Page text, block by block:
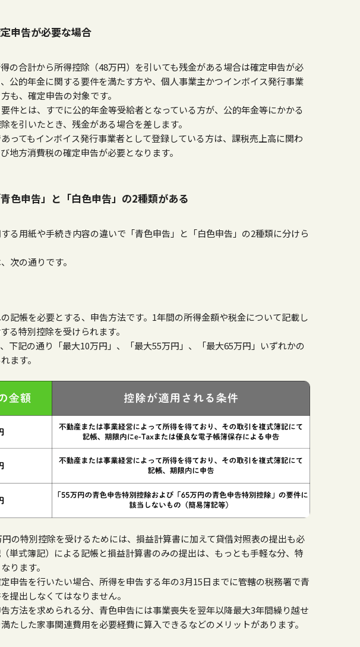
申告が必要な場合
の合計から所得控除（48万円）を引いても残金がある場合は確定申告が必
公的年金に関する要件を満たす方や、個人事業主かつインボイス発行事業
も、確定申告の対象です。
件とは、すでに公的年金等受給者となっている方が、公的年金等にかかる
を引いたとき、残金がある場合を差します。
ってもインボイス発行事業者として登録している方は、課税売上高に関わ
地方消費税の確定申告が必要となります。
色申告」と「白色申告」の2種類がある
る用紙や手続き内容の違いで「青色申告」と「白色申告」の2種類に分けら
次の通りです。
記帳を必要とする、申告方法です。 1年間の所得金額や税金について記載し
る特別控除を受けられます。
下記の通り「最大10万円」、「最大55万円」、「最大65万円」いずれかの
ます。
の特別控除を受けるためには、損益計算書に加えて貸借対照表の提出も必
単式簿記）による記帳と損益計算書のみの提出は、もっとも手軽な分、特
ります。
申告を行いたい場合、所得を申告する年の3月15日までに管轄の税務署で青
提出しなくてはなりません。
方法を求められる分、青色申告には事業喪失を翌年以降最大3年間繰り越せ
たした家事関連費用を必要経費に算入できるなどのメリットがあります。